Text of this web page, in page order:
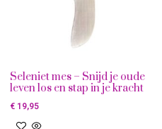
Seleniet mes – Snijd je oude
leven los en stap in je kracht
€19,95